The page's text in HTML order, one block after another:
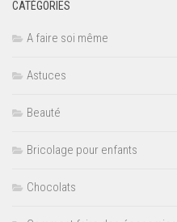
CATÉGORIES
A faire soi même
Astuces
Beauté
Bricolage pour enfants
Chocolats